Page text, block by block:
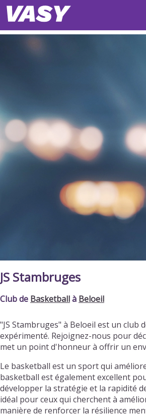
JS Stambruges
Club de Basketballà Beloeil
"JS Stambruges" à Beloeil est un club
expérimenté. Rejoignez-nous pour
met un point d'honneur à offrir un
Le basketball est un sport qui
basketball est également excellent
développer la stratégie et la rapidité
idéal pour ceux qui cherchent à
manière de renforcer la résilience